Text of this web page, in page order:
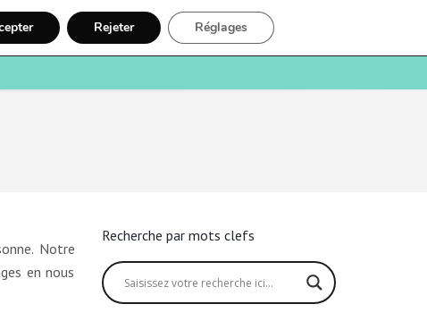
Santé Recherche Inscription
Notre
en nous
Recherche par mots clefs
Rejeter Réglages